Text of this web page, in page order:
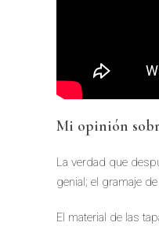
Mi opinión
La verdad que
genial; el gramaje
El material de las